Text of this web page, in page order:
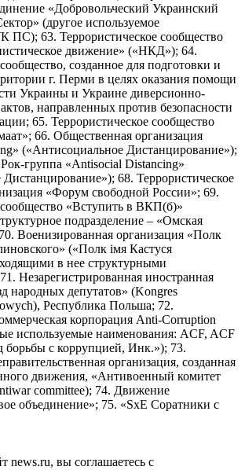
«Добровольческий Украинский
(другое используемое
ПС); 63. Террористическое сообщество
движение» («НКД»); 64.
созданное для подготовки и
г. Перми в целях оказания помощи
Украины и Украине диверсионно-
направленных против безопасности
65. Террористическое сообщество
66. Общественная организация
(«Антисоциальное Дистанцирование»);
группа «Antisocial Distancing»
68. Террористическое
«Форум свободной России»; 69.
сообщество «Вступить в ВКП(б)»
подразделение – «Омская
Военизированная организация «Полк
(«Полк iмя Кастуся
в нее структурными
Незарегистрированная иностранная
народных депутатов» (Kongres
Республика Польша; 72.
корпорация Anti-Corruption
используемые наименования: ACF, ACF
борьбы с коррупцией, Инк.»); 73.
организация, созданная
движения, «Антивоенный комитет
committee); 74. Движение
объединение»; 75. «SxE Соратники с
news.ru, вы соглашаетесь с